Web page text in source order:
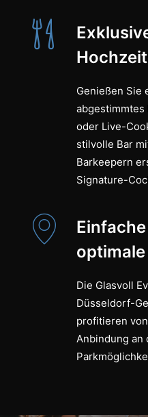
Genießen Sie
oder Live-
stilvolle Bar
Barkeepern
Signature-
Die Glasvoll
Düsseldorf-
profitieren
Anbindung an